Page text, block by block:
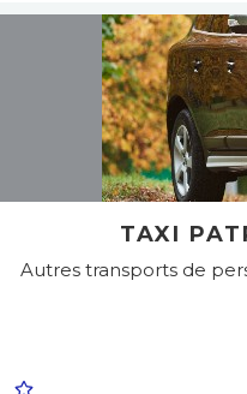
TAXI
Autres transports de